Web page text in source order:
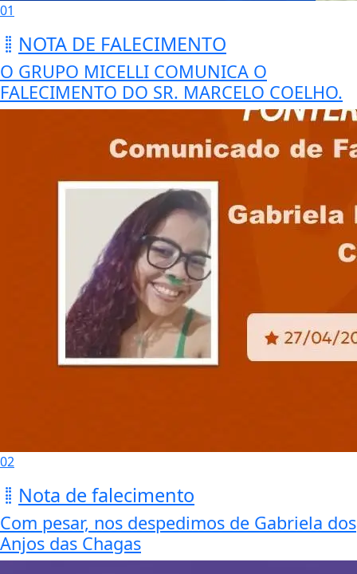
01
NOTA DE FALECIMENTO
O GRUPO MICELLI COMUNICA O
FALECIMENTO DO SR. MARCELO COELHO.
02
Nota de falecimento
Com pesar, nos despedimos de Gabriela dos
Anjos das Chagas